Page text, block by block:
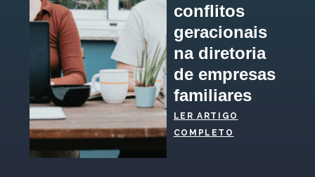
conflitos
geracionais
na diretoria
de empresas
familiares
LER ARTIGO
COMPLETO